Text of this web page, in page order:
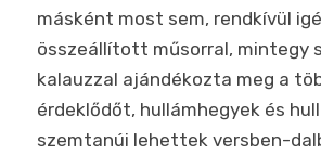
másként most sem, rendkívül
összeállított műsorral, mintegy
kalauzzal ajándékozta meg a
érdeklődőt, hullámhegyek és
szemtanúi lehettek versben-